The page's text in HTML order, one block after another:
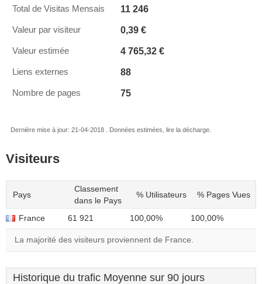
Total de Visitas Mensais 11 246
Valeur par visiteur 0,39 €
Valeur estimée 4 765,32 €
Liens externes 88
Nombre de pages 75
Dernière mise à jour: 21-04-2018 . Données estimées, lire la décharge.
Visiteurs
Pays
Classement
dans le Pays
% Utilisateurs % Pages Vues
France 61 921 100,00% 100,00%
La majorité des visiteurs proviennent de France.
Historique du trafic Moyenne sur 90 jours